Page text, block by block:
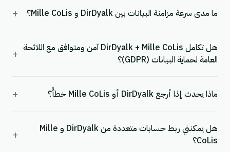
ما مدى سرعة مزامنة البيانات بين DirDyalk و Mille CoLis؟ +
هل تكامل DirDyalk + Mille CoLis آمن ومتوافق مع اللائحة
العامة لحماية البيانات (GDPR)؟
+
ماذا يحدث إذا أرجع DirDyalk أو Mille CoLis خطأً؟ +
هل يمكنني ربط حسابات متعددة من DirDyalk و Mille
CoLis؟
+